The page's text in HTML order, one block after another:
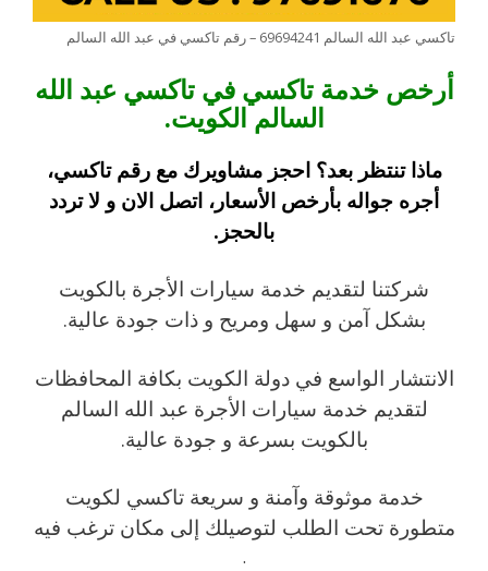
تاكسي عبد الله السالم 69694241 – رقم تاكسي في عبد الله السالم
أرخص خدمة تاكسي في تاكسي عبد الله
السالم الكويت.
ماذا تنتظر بعد؟ احجز مشاويرك مع رقم تاكسي،
أجره جواله بأرخص الأسعار، اتصل الان و لا تردد
بالحجز.
شركتنا لتقديم خدمة سيارات الأجرة بالكويت
بشكل آمن و سهل ومريح و ذات جودة عالية.
الانتشار الواسع في دولة الكويت بكافة المحافظات
لتقديم خدمة سيارات الأجرة عبد الله السالم
بالكويت بسرعة و جودة عالية.
خدمة موثوقة وآمنة و سريعة تاكسي لكويت
متطورة تحت الطلب لتوصيلك إلى مكان ترغب فيه
.